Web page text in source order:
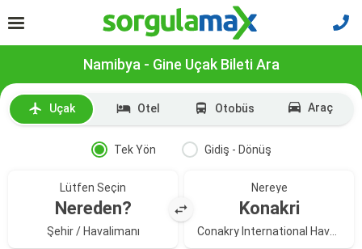
Namibya - Gine Uçak Bileti Ara
Uçak Otel Otobüs Araç
Tek Yön Gidiş - Dönüş
Lütfen Seçin
Nereden?
Şehir / Havalimanı
Nereye
Konakri